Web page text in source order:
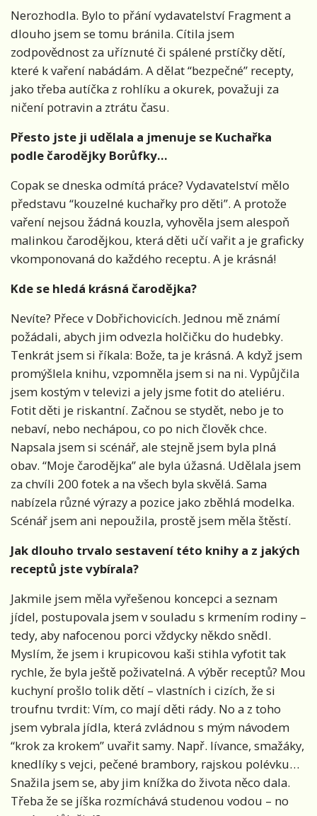
Nerozhodla. Bylo to přání vydavatelství Fragment a
dlouho jsem se tomu bránila. Cítila jsem
zodpovědnost za uříznuté či spálené prstíčky dětí,
které k vaření nabádám. A dělat “bezpečné” recepty,
jako třeba autíčka z rohlíku a okurek, považuji za
ničení potravin a ztrátu času.
Přesto jste ji udělala a jmenuje se Kuchařka
podle čarodějky Borůfky…
Copak se dneska odmítá práce? Vydavatelství mělo
představu “kouzelné kuchařky pro děti”. A protože
vaření nejsou žádná kouzla, vyhověla jsem alespoň
malinkou čarodějkou, která děti učí vařit a je graficky
vkomponovaná do každého receptu. A je krásná!
Kde se hledá krásná čarodějka?
Nevíte? Přece v Dobřichovicích. Jednou mě známí
požádali, abych jim odvezla holčičku do hudebky.
Tenkrát jsem si říkala: Bože, ta je krásná. A když jsem
promýšlela knihu, vzpomněla jsem si na ni. Vypůjčila
jsem kostým v televizi a jely jsme fotit do ateliéru.
Fotit děti je riskantní. Začnou se stydět, nebo je to
nebaví, nebo nechápou, co po nich člověk chce.
Napsala jsem si scénář, ale stejně jsem byla plná
obav. “Moje čarodějka” ale byla úžasná. Udělala jsem
za chvíli 200 fotek a na všech byla skvělá. Sama
nabízela různé výrazy a pozice jako zběhlá modelka.
Scénář jsem ani nepoužila, prostě jsem měla štěstí.
Jak dlouho trvalo sestavení této knihy a z jakých
receptů jste vybírala?
Jakmile jsem měla vyřešenou koncepci a seznam
jídel, postupovala jsem v souladu s krmením rodiny –
tedy, aby nafocenou porci vždycky někdo snědl.
Myslím, že jsem i krupicovou kaši stihla vyfotit tak
rychle, že byla ještě poživatelná. A výběr receptů? Mou
kuchyní prošlo tolik dětí – vlastních i cizích, že si
troufnu tvrdit: Vím, co mají děti rády. No a z toho
jsem vybrala jídla, která zvládnou s mým návodem
“krok za krokem” uvařit samy. Např. lívance, smažáky,
knedlíky s vejci, pečené brambory, rajskou polévku…
Snažila jsem se, aby jim knížka do života něco dala.
Třeba že se jíška rozmíchává studenou vodou – no